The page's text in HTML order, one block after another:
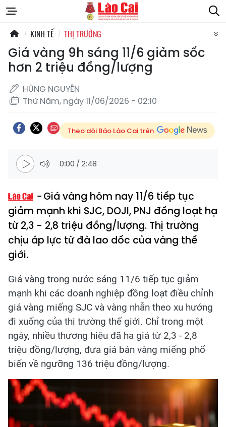
KINH TẾ THỊ TRƯỜNG
Giá vàng 9h sáng 11/6 giảm sốc
hơn 2 triệu đồng/lượng
HÙNG NGUYỄN
Thứ Năm, ngày 11/06/2026 - 02:10
Theo dõi Báo Lào Cai trên
0:00 / 2:48
Giá vàng hôm nay 11/6 tiếp tục
giảm mạnh khi SJC, DOJI, PNJ đồng loạt hạ
từ 2,3 - 2,8 triệu đồng/lượng. Thị trường
chịu áp lực từ đà lao dốc của vàng thế
giới.
Giá vàng trong nước sáng 11/6 tiếp tục giảm
mạnh khi các doanh nghiệp đồng loạt điều chỉnh
giá vàng miếng SJC và vàng nhẫn theo xu hướng
đi xuống của thị trường thế giới. Chỉ trong một
ngày, nhiều thương hiệu đã hạ giá từ 2,3 - 2,8
triệu đồng/lượng, đưa giá bán vàng miếng phổ
biến về ngưỡng 136 triệu đồng/lượng.